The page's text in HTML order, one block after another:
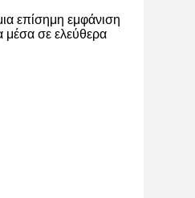
επίσημη εμφάνιση
μέσα σε ελεύθερα